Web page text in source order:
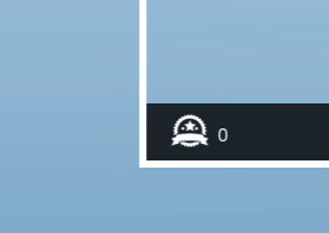
Планируйте свою процедуру